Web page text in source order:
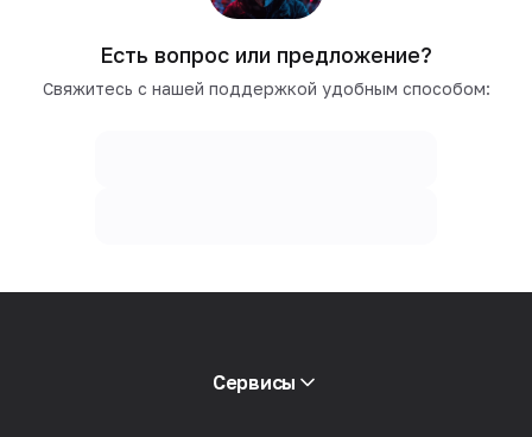
Есть вопрос или предложение?
Свяжитесь с нашей поддержкой удобным способом:
Сервисы